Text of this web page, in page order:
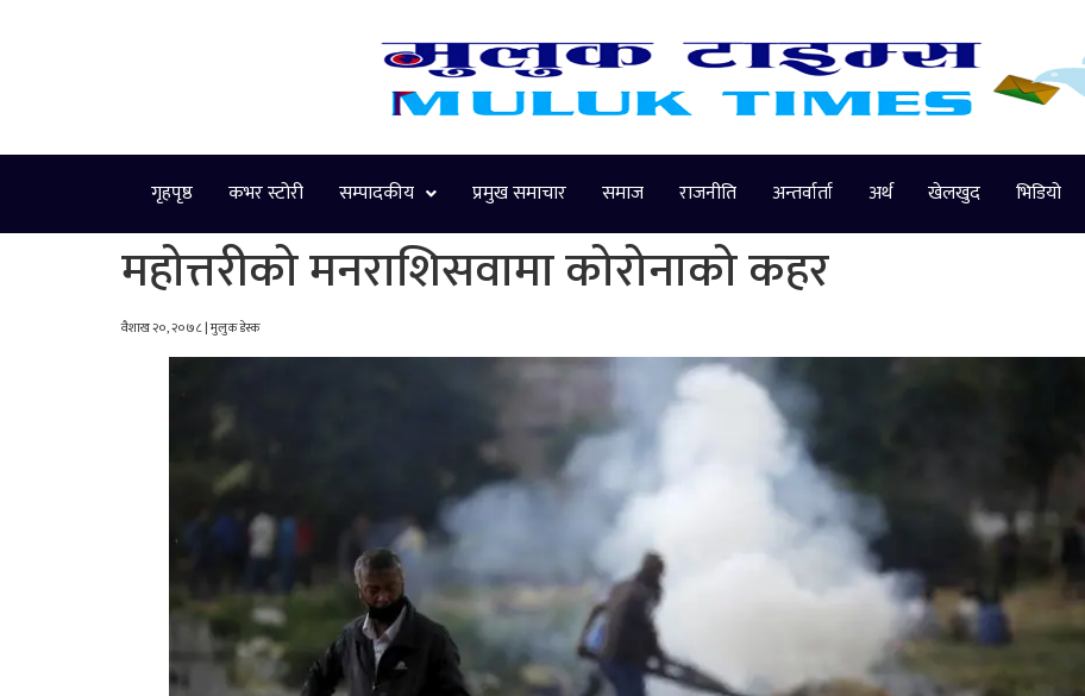
गृहपृष्ठ कभर स्टोरी सम्पादकीय प्रमुख समाचार समाज राजनीति अन्तर्वार्ता अर्थ खेलखुद भिडियो
महोत्तरीको मनराशिसवामा कोरोनाको कहर
वैशाख २०, २०७८ | मुलुक डेस्क